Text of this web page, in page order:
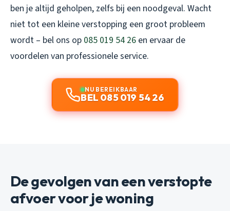
ben je altijd geholpen, zelfs bij een noodgeval. Wacht
niet tot een kleine verstopping een groot probleem
wordt – bel ons op 085 019 54 26 en ervaar de
voordelen van professionele service.
NU BEREIKBAAR
BEL 085 019 54 26
De gevolgen van een verstopte
afvoer voor je woning